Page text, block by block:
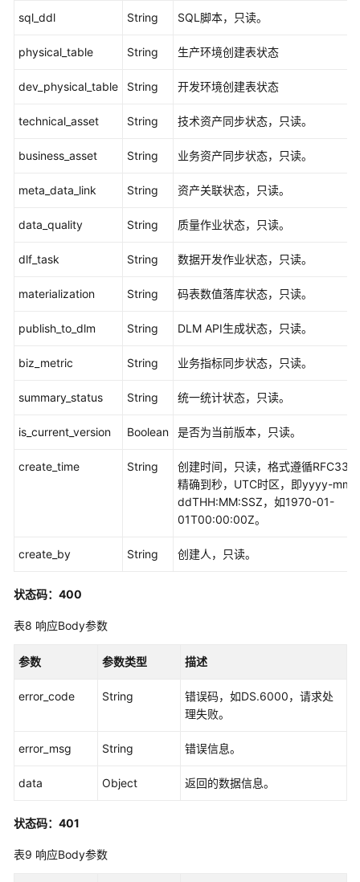
SearchVersions
比
版
信
-
模
口
导
导
接
标
规
仓
sql_ddl String SQL脚本，只读。
physical_table String 生产环境创建表状态
dev_physical_table String 开发环境创建表状态
technical_asset String 技术资产同步状态，只读。
business_asset String 业务资产同步状态，只读。
meta_data_link String 资产关联状态，只读。
data_quality String 质量作业状态，只读。
dlf_task String 数据开发作业状态，只读。
materialization String 码表数值落库状态，只读。
publish_to_dlm String DLM API生成状态，只读。
biz_metric String 业务指标同步状态，只读。
summary_status String 统一统计状态，只读。
is_current_version Boolean 是否为当前版本，只读。
create_time String
创建时间，只读，格式遵循
精确到秒，UTC时区，即yyyy-mm-
ddTHH:MM:SSZ，如1970-01-
01T00:00:00Z。
create_by String 创建人，只读。
状态码：400
表8 响应Body参数
参数 参数类型 描述
error_code String
错误码，如DS.6000，请求处
理失败。
error_msg String 错误信息。
data Object 返回的数据信息。
状态码：401
表9 响应Body参数